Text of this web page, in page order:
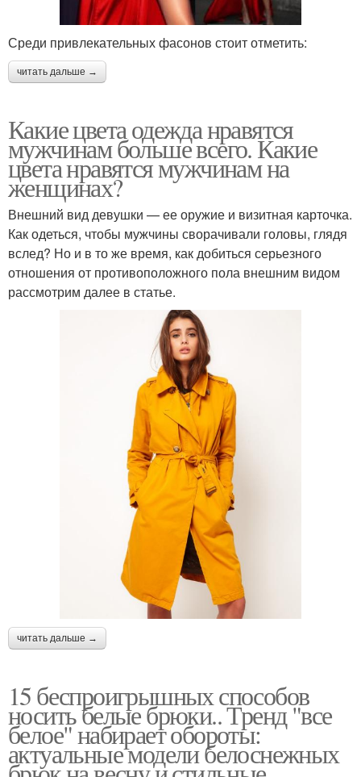
Среди привлекательных фасонов стоит отметить:
читать дальше →
Какие цвета одежда нравятся
мужчинам больше всего. Какие
цвета нравятся мужчинам на
женщинах?
Внешний вид девушки — ее оружие и визитная карточка.
Как одеться, чтобы мужчины сворачивали головы, глядя
вслед? Но и в то же время, как добиться серьезного
отношения от противоположного пола внешним видом
рассмотрим далее в статье.
читать дальше →
15 беспроигрышных способов
носить белые брюки.. Тренд "все
белое" набирает обороты:
актуальные модели белоснежных